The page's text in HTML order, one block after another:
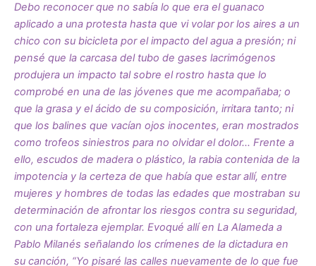
Debo reconocer que no sabía lo que era el guanaco
aplicado a una protesta hasta que vi volar por los aires a un
chico con su bicicleta por el impacto del agua a presión; ni
pensé que la carcasa del tubo de gases lacrimógenos
produjera un impacto tal sobre el rostro hasta que lo
comprobé en una de las jóvenes que me acompañaba; o
que la grasa y el ácido de su composición, irritara tanto; ni
que los balines que vacían ojos inocentes, eran mostrados
como trofeos siniestros para no olvidar el dolor… Frente a
ello, escudos de madera o plástico, la rabia contenida de la
impotencia y la certeza de que había que estar allí, entre
mujeres y hombres de todas las edades que mostraban su
determinación de afrontar los riesgos contra su seguridad,
con una fortaleza ejemplar. Evoqué allí en La Alameda a
Pablo Milanés señalando los crímenes de la dictadura en
su canción, “Yo pisaré las calles nuevamente de lo que fue